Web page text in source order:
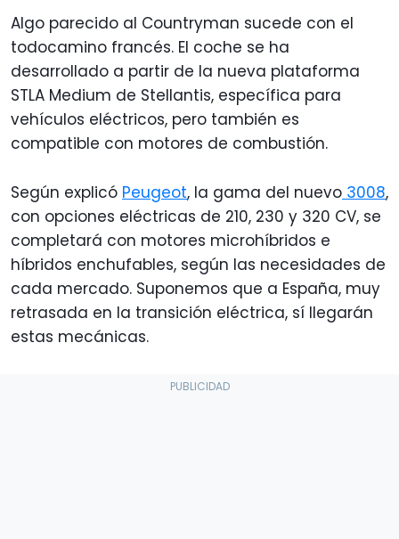
Algo parecido al Countryman sucede con el
todocamino francés. El coche se ha
desarrollado a partir de la nueva plataforma
STLA Medium de Stellantis, específica para
vehículos eléctricos, pero también es
compatible con motores de combustión.
Según explicó Peugeot, la gama del nuevo 3008,
con opciones eléctricas de 210, 230 y 320 CV, se
completará con motores microhíbridos e
híbridos enchufables, según las necesidades de
cada mercado. Suponemos que a España, muy
retrasada en la transición eléctrica, sí llegarán
estas mecánicas.